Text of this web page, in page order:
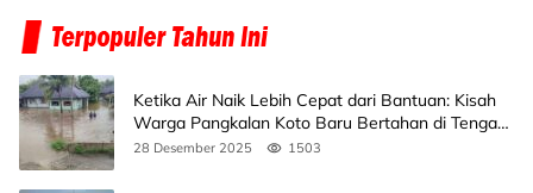
Ketika Air Naik Lebih Cepat dari Bantuan: Kisah
Warga Pangkalan Koto Baru Bertahan di Tengah
Banjir
28 Desember 2025 1503